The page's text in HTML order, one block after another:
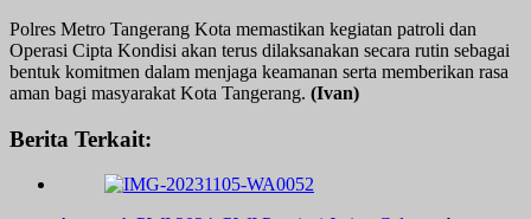
Polres Metro Tangerang Kota memastikan kegiatan patroli dan
Operasi Cipta Kondisi akan terus dilaksanakan secara rutin sebagai
bentuk komitmen dalam menjaga keamanan serta memberikan rasa
aman bagi masyarakat Kota Tangerang. (Ivan)
Berita Terkait: